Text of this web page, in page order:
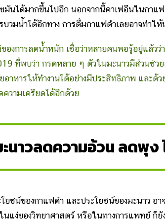
ขมันได้มากขึ้นไปอีก นอกจากนี้คาเฟอีนในกาแ
บวมน้ำได้อีกทาง การดื่มกาแฟดำเลยอาจทำใ
องการลดน้ำหนัก เชื่อว่าหลายคนพอรู้อยู่แล้ว
ที่พบว่า กรดหลาย ๆ ตัวในมะนาวมีส่วนช่ว
อาหารให้ทำงานได้อย่างมีประสิทธิภาพ และด้
วามเครียดได้อีกด้วย
นาวลดความอ้วน ลดพุง
ของกาแฟดำ และประโยชน์ของมะนาว อา
แง่ของวิทยาศาสตร์ หรือในทางการแพทย์ ก็